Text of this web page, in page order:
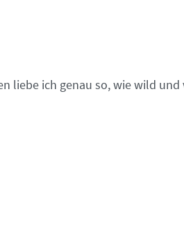
ich genau so, wie wild